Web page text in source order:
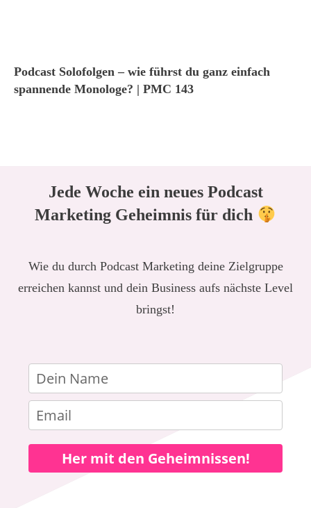
Podcast Solofolgen – wie führst du ganz einfach
spannende Monologe? | PMC 143
Jede Woche ein neues Podcast
Marketing Geheimnis für dich
Wie du durch Podcast Marketing deine Zielgruppe
erreichen kannst und dein Business aufs nächste Level
bringst!
Her mit den Geheimnissen!